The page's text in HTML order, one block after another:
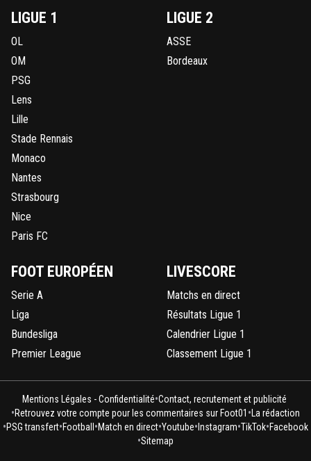
LIGUE 1
OL
OM
PSG
Lens
Lille
Stade Rennais
Monaco
Nantes
Strasbourg
Nice
Paris FC
LIGUE 2
ASSE
Bordeaux
FOOT EUROPÉEN
Serie A
Liga
Bundesliga
Premier League
LIVESCORE
Matchs en direct
Résultats Ligue 1
Calendrier Ligue 1
Classement Ligue 1
Mentions Légales - Confidentialité•Contact, recrutement et publicité
•Retrouvez votre compte pour les commentaires sur Foot01 • La rédaction
•PSG transfert•Football •Match en direct•Youtube• Instagram•TikTok•Facebook
•Sitemap